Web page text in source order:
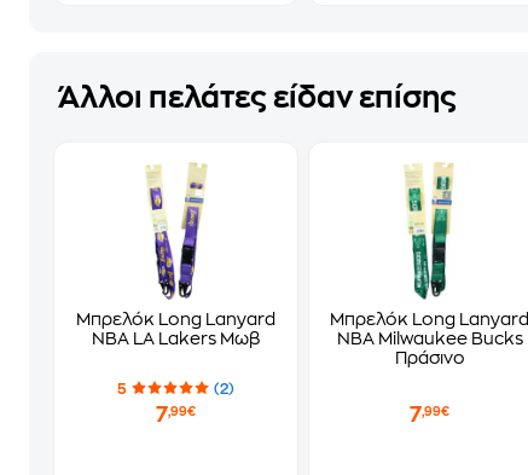
Άλλοι πελάτες είδαν επίσης
Μπρελόκ Long Lanyard
NBA LA Lakers Μωβ
5 (2)
7,99€
Μπρελόκ Long Lanyard
NBA Milwaukee Bucks
Πράσινο
7,99€